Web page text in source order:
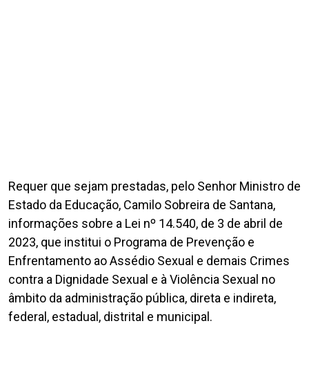
Requer que sejam prestadas, pelo Senhor Ministro de
Estado da Educação, Camilo Sobreira de Santana,
informações sobre a Lei nº 14.540, de 3 de abril de
2023, que institui o Programa de Prevenção e
Enfrentamento ao Assédio Sexual e demais Crimes
contra a Dignidade Sexual e à Violência Sexual no
âmbito da administração pública, direta e indireta,
federal, estadual, distrital e municipal.